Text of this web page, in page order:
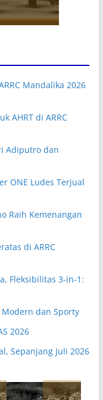
Mandalika 2026
AHRT di ARRC
Adiputro dan
ONE Ludes Terjual
Raih Kemenangan
di ARRC
Fleksibilitas 3-in-1:
dan Sporty
2026
Sepanjang Juli 2026